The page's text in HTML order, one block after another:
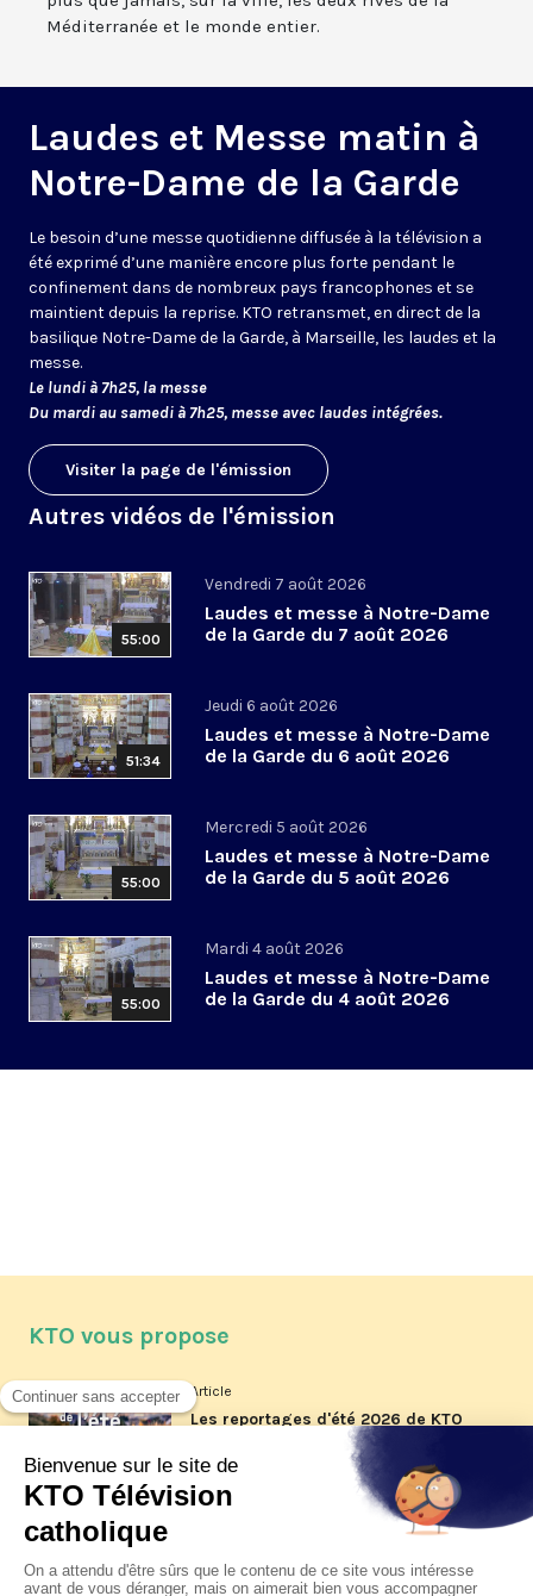
Méditerranée et le monde entier.
Laudes et Messe matin à
Notre-Dame de la Garde
Le besoin d’une messe quotidienne diffusée à la télévision a
été exprimé d’une manière encore plus forte pendant le
confinement dans de nombreux pays francophones et se
maintient depuis la reprise. KTO retransmet, en direct de la
basilique Notre-Dame de la Garde, à Marseille, les laudes et la
messe.
Le lundi à 7h25, la messe
Du mardi au samedi à 7h25, messe avec laudes intégrées.
Visiter la page de l'émission
Autres vidéos de l'émission
55:00
Vendredi 7 août 2026
Laudes et messe à Notre-Dame
de la Garde du 7 août 2026
51:34
Jeudi 6 août 2026
Laudes et messe à Notre-Dame
de la Garde du 6 août 2026
55:00
Mercredi 5 août 2026
Laudes et messe à Notre-Dame
de la Garde du 5 août 2026
55:00
Mardi 4 août 2026
Laudes et messe à Notre-Dame
de la Garde du 4 août 2026
KTO vous propose
Article
Les reportages d'été 2026 de KTO
Article
La visite pastorale du pape Léon
jeudi 6 août